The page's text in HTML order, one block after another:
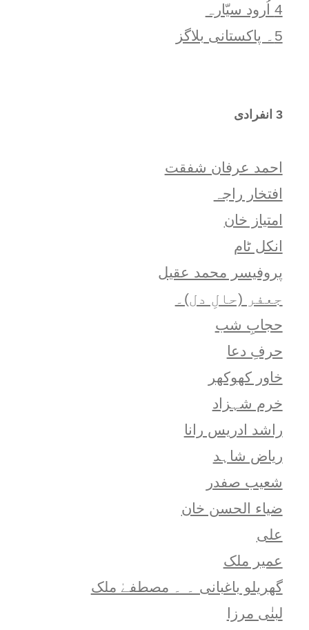
4 اُرود سیّارہ
5۔ پاکستانی بلاگز
3 انفرادی
احمد عرفان شفقت
افتخار راجہ
امتياز خان
انکل ٹام
پروفیسر محمد عقیل
جعفر (حالِ دل)۔
حجابِ شب
حرفِ دعا
خاور کھوکھر
خرم شہزاد
راشد ادریس رانا
ریاض شاہد
شعيب صفدر
ضیاء الحسن خان
علی
عمیر ملک
گھریلو باغبانی ۔ ۔ مصطفےٰ ملک
لبنٰی مرزا